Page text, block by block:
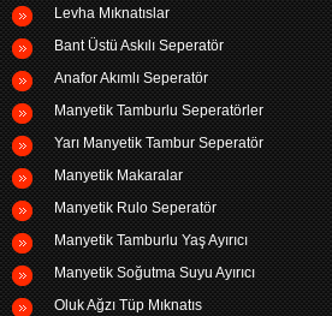
Levha Mıknatıslar
Bant Üstü Askılı Seperatör
Anafor Akımlı Seperatör
Manyetik Tamburlu Seperatörler
Yarı Manyetik Tambur Seperatör
Manyetik Makaralar
Manyetik Rulo Seperatör
Manyetik Tamburlu Yaş Ayırıcı
Manyetik Soğutma Suyu Ayırıcı
Oluk Ağzı Tüp Mıknatıs